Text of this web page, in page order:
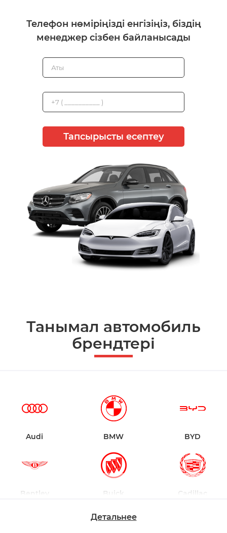
Телефон нөміріңізді енгізіңіз, біздің
менеджер сізбен байланысады
Тапсырысты есептеу
Танымал автомобиль
брендтері
Audi BMW BYD
Bentley Buick Cadillac
Детальнее